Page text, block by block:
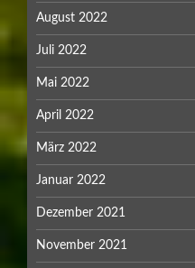
August 2022
Juli 2022
Mai 2022
April 2022
März 2022
Januar 2022
Dezember 2021
November 2021